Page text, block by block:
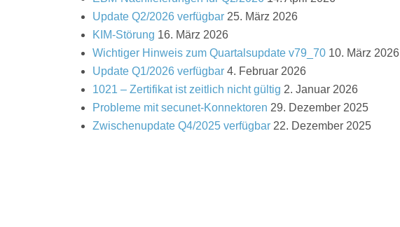
Update Q2/2026 verfügbar 25. März 2026
KIM-Störung 16. März 2026
Wichtiger Hinweis zum Quartalsupdate v79_70 10. März 2026
Update Q1/2026 verfügbar 4. Februar 2026
1021 – Zertifikat ist zeitlich nicht gültig 2. Januar 2026
Probleme mit secunet-Konnektoren 29. Dezember 2025
Zwischenupdate Q4/2025 verfügbar 22. Dezember 2025